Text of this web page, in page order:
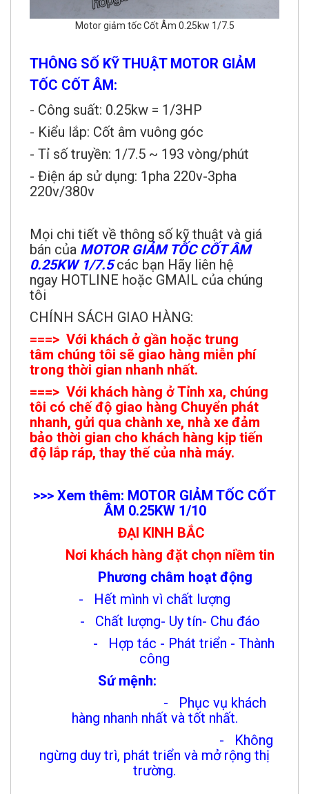
Motor giảm tốc Cốt Âm 0.25kw 1/7.5
THÔNG SỐ KỸ THUẬT MOTOR GIẢM
TỐC CỐT ÂM:
- Công suất: 0.25kw = 1/3HP
- Kiểu lắp: Cốt âm vuông góc
- Tỉ số truyền: 1/7.5 ~ 193 vòng/phút
- Điện áp sử dụng: 1pha 220v-3pha
220v/380v
Mọi chi tiết về thông số kỹ thuật và giá
bán của MOTOR GIẢM TỐC CỐT ÂM
0.25KW 1/7.5 các bạn Hãy liên hệ
ngay HOTLINE hoặc GMAIL của chúng
tôi
CHÍNH SÁCH GIAO HÀNG:
===> Với khách ở gần hoặc trung
tâm chúng tôi sẽ giao hàng miễn phí
trong thời gian nhanh nhất.
===> Với khách hàng ở Tỉnh xa, chúng
tôi có chế độ giao hàng Chuyển phát
nhanh, gửi qua chành xe, nhà xe đảm
bảo thời gian cho khách hàng kịp tiến
độ lắp ráp, thay thế của nhà máy.
>>> Xem thêm: MOTOR GIẢM TỐC CỐT
ÂM 0.25KW 1/10
ĐẠI KINH BẮC
Nơi khách hàng đặt chọn niềm tin
Phương châm hoạt động
- Hết mình vì chất lượng
- Chất lượng- Uy tín- Chu đáo
- Hợp tác - Phát triển - Thành
công
Sứ mệnh:
- Phục vụ khách
hàng nhanh nhất và tốt nhất.
- Không
ngừng duy trì, phát triển và mở rộng thị
trường.